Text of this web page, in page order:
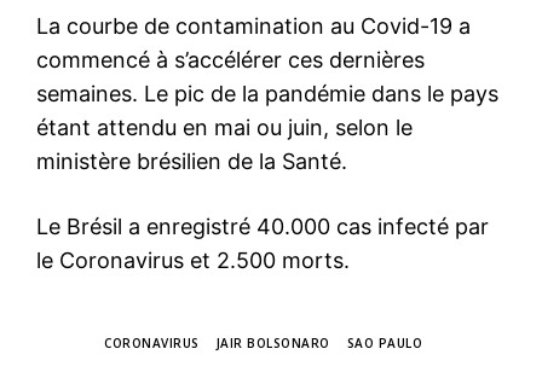
La courbe de contamination au Covid-19 a
commencé à s’accélérer ces dernières
semaines. Le pic de la pandémie dans le pays
étant attendu en mai ou juin, selon le
ministère brésilien de la Santé.
Le Brésil a enregistré 40.000 cas infecté par
le Coronavirus et 2.500 morts.
CORONAVIRUS JAIR BOLSONARO SAO PAULO